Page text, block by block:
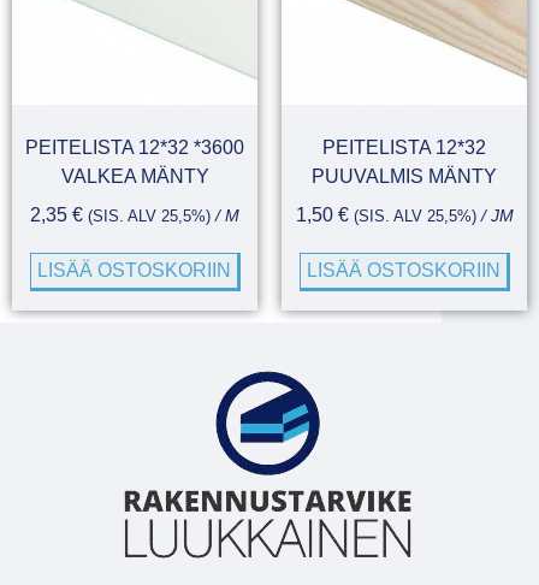
PEITELISTA 12*32 *3600
VALKEA MÄNTY
2,35 € (SIS. ALV 25,5%) / M
LISÄÄ OSTOSKORIIN
PEITELISTA 12*32
PUUVALMIS MÄNTY
1,50 € (SIS. ALV 25,5%)/ JM
LISÄÄ OSTOSKORIIN